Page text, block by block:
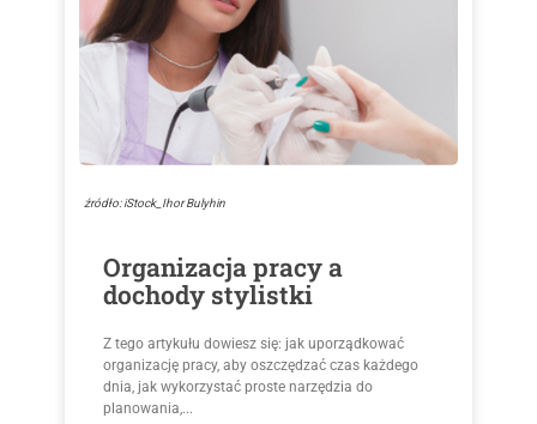
źródło: iStock_Ihor Bulyhin
Organizacja pracy a
dochody stylistki
Z tego artykułu dowiesz się: jak uporządkować
organizację pracy, aby oszczędzać czas każdego
dnia, jak wykorzystać proste narzędzia do
planowania,...